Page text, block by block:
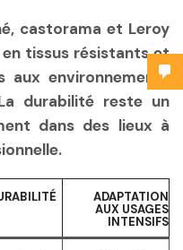
castorama et Leroy
tissus résistants et
aux environnements
durabilité reste un
dans des lieux à
ADAPTATION
AUX USAGES
INTENSIFS